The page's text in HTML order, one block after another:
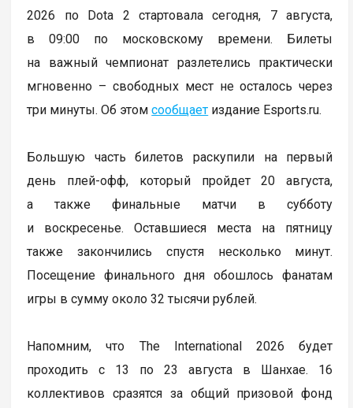
2026 по Dota 2 стартовала сегодня, 7 августа,
в 09:00 по московскому времени. Билеты
на важный чемпионат разлетелись практически
мгновенно – свободных мест не осталось через
три минуты. Об этомсообщает издание Esports.ru.
Большую часть билетов раскупили на первый
день плей-офф, который пройдет 20 августа,
а также финальные матчи в субботу
и воскресенье. Оставшиеся места на пятницу
также закончились спустя несколько минут.
Посещение финального дня обошлось фанатам
игры в сумму около 32 тысячи рублей.
Напомним, что The International 2026 будет
проходить с 13 по 23 августа в Шанхае. 16
коллективов сразятся за общий призовой фонд